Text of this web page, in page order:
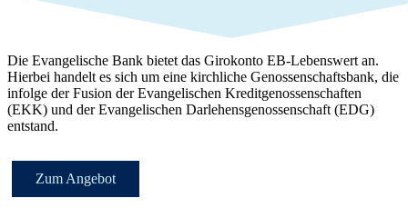
Die Evangelische Bank bietet das Girokonto EB-Lebenswert an.
Hierbei handelt es sich um eine kirchliche Genossenschaftsbank, die
infolge der Fusion der Evangelischen Kreditgenossenschaften
(EKK) und der Evangelischen Darlehensgenossenschaft (EDG)
entstand.
Zum Angebot